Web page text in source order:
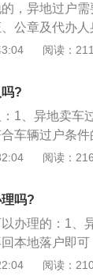
、来到大厅以
就可以带上
，异地过户
公章及代办
过户所需资料
件。其中，
和社会团体
阅读：
?
1、异地卖车
车辆过户条
关挡案到要
号牌应妥善
辆所有权的
十八条规定，
机动车交付
请转移登记
阅读：
吗?
办理的：1、
本地落户即
能落下您的
阅读：